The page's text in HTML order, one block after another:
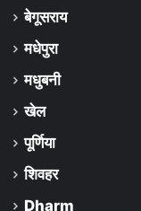
बेगूसराय
मधेपुरा
मधुबनी
खेल
पूर्णिया
शिवहर
Dharm